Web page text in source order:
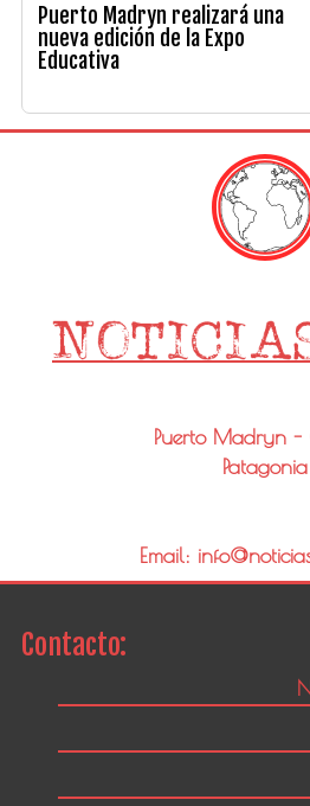
Puerto Madryn realizará una
nueva edición de la Expo
Educativa
Puerto Madryn -
Patagonia
Email:
Contacto: